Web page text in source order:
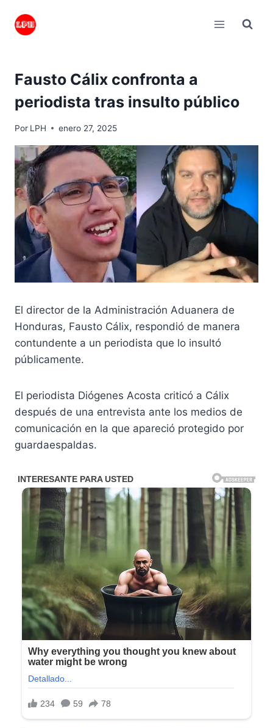
Fausto Cálix confronta a
periodista tras insulto público
Por LPH enero 27, 2025
El director de la Administración Aduanera de
Honduras, Fausto Cálix, respondió de manera
contundente a un periodista que lo insultó
públicamente.
El periodista Diógenes Acosta criticó a Cálix
después de una entrevista ante los medios de
comunicación en la que apareció protegido por
guardaespaldas.